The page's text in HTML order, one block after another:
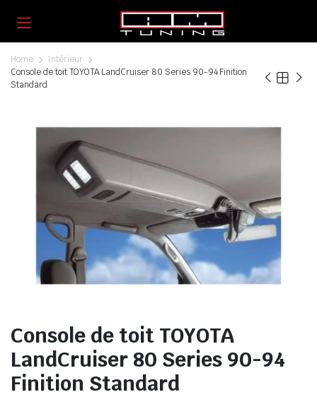
Home
Intérieur
Console de toit TOYOTA LandCruiser 80 Series 90-94 Finition
Standard
Console de toit TOYOTA
LandCruiser 80 Series 90-94
Finition Standard